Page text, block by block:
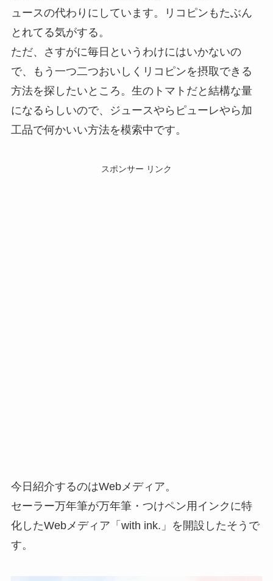
ュースの代わりにしています。リコピンもたぶん
とれてる気がする。
ただ、さすがに毎日というわけにはいかないの
で、もう一つ二つおいしくリコピンを摂取できる
方法を探したいところ。生のトマトだと結構な量
になるらしいので、ジュースやらピューレやら加
工品で何かいい方法を模索中です。
スポンサー リンク
今日紹介するのはWebメディア。
セーラー万年筆が万年筆・つけペン用インクに特
化したWebメディア「with ink.」を開設したそうで
す。